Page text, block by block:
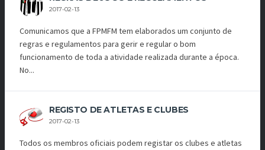
2017-02-13
Comunicamos que a FPMFM tem elaborados um conjunto de
regras e regulamentos para gerir e regular o bom
funcionamento de toda a atividade realizada durante a época.
No...
REGISTO DE ATLETAS E CLUBES
2017-02-13
Todos os membros oficiais podem registar os clubes e atletas